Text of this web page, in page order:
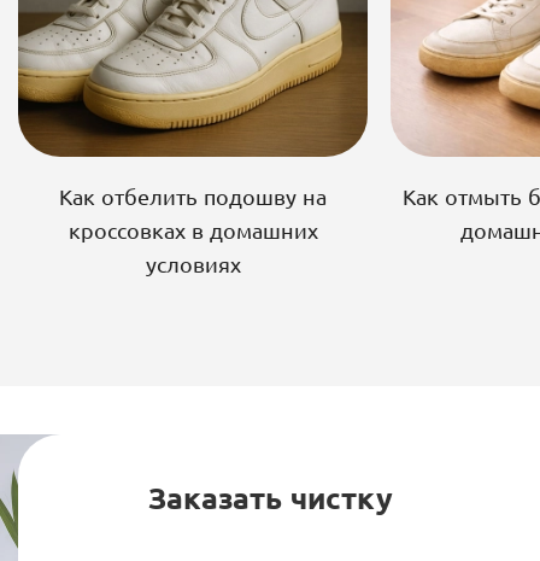
Как отбелить подошву на
кроссовках в домашних
условиях
Как отмыть
Заказать чистку